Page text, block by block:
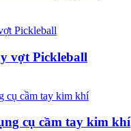
vợt Pickleball
cụ cầm tay kim khí